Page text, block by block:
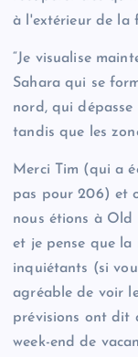
à l'extérieur de la
“Je visualise
Sahara qui se
nord, qui
tandis que les
Merci Tim (qui a
pas pour 206) et
nous étions à
et je pense que la
inquiétants (si
agréable de voir
prévisions ont dit
week-end de